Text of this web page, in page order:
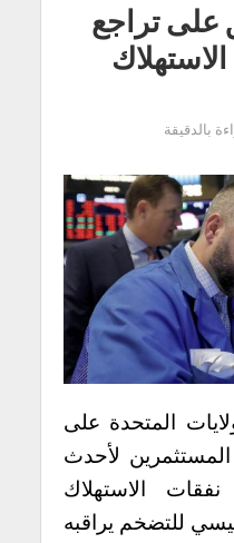
تراجع
المتحدة على
لأحدث
الاستهلاك
للتضخم يراقبه